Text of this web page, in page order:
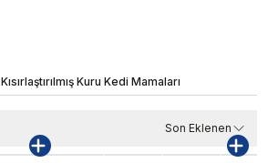
Kısırlaştırılmış Kuru Kedi Mamaları
Son Eklenen